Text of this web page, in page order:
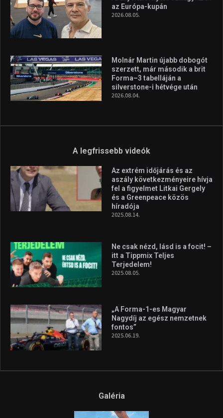
az Európa-kupán
2026.08.05.
Molnár Martin újabb dobogót
szerzett, már második a brit
Forma–3 tabelláján a
silverstone-i hétvége után
2026.08.04.
A legfrissebb videók
Az extrém időjárás és az
aszály következményeire hívja
fel a figyelmet Litkai Gergely
és a Greenpeace közös
híradója
2025.08.14.
Ne csak nézd, lásd is a focit! –
itt a Tippmix Teljes
Terjedelem!
2025.08.05.
„A Forma-1-es Magyar
Nagydíj az egész nemzetnek
fontos”
2025.06.19.
Galéria